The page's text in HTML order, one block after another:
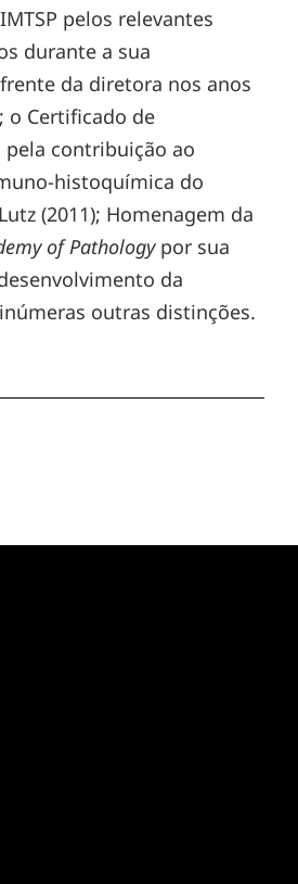
pelos relevantes
durante a sua
da diretora nos anos
o Certificado de
pela contribuição ao
histoquímica do
(2011); Homenagem da
of Pathologypor sua
da
outras distinções.